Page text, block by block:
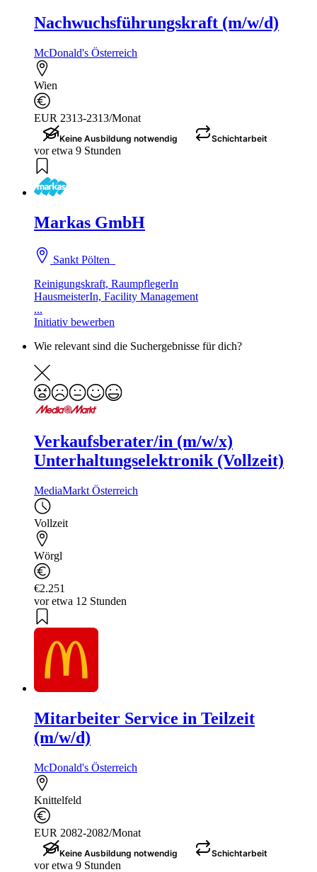
Nachwuchsführungskraft (m/w/d)
McDonald's Österreich
Wien
EUR 2313-2313/Monat
Keine Ausbildung notwendig Schichtarbeit
vor etwa 9 Stunden
Markas GmbH
Sankt Pölten
Reinigungskraft, RaumpflegerIn
HausmeisterIn, Facility Management
...
Initiativ bewerben
Wie relevant sind die Suchergebnisse für dich?
Verkaufsberater/in (m/w/x)
Unterhaltungselektronik (Vollzeit)
MediaMarkt Österreich
Vollzeit
Wörgl
€2.251
vor etwa 12 Stunden
Mitarbeiter Service in Teilzeit
(m/w/d)
McDonald's Österreich
Knittelfeld
EUR 2082-2082/Monat
Keine Ausbildung notwendig Schichtarbeit
vor etwa 9 Stunden